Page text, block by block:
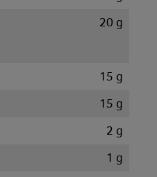
20 g
15 g
15 g
2 g
1 g